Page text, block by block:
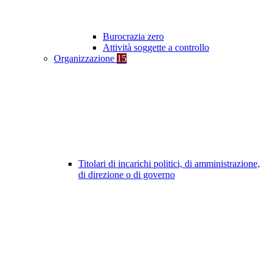
Burocrazia zero
Attività soggette a controllo
Organizzazione 15
Titolari di incarichi politici, di amministrazione,
di direzione o di governo